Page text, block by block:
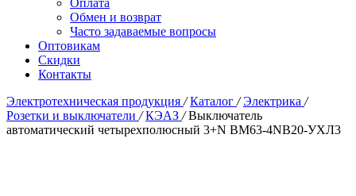
Оплата
Обмен и возврат
Часто задаваемые вопросы
Оптовикам
Скидки
Контакты
Электротехническая продукция / Каталог / Электрика /
Розетки и выключатели / КЭАЗ / Выключатель
автоматический четырехполюсный 3+N BM63-4NB20-УХЛ3